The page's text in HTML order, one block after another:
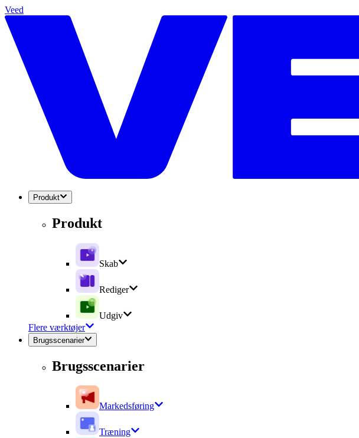
Veed
Produkt
Produkt
Skab
Rediger
Udgiv
Flere værktøjer
Brugsscenarier
Brugsscenarier
Markedsføring
Træning